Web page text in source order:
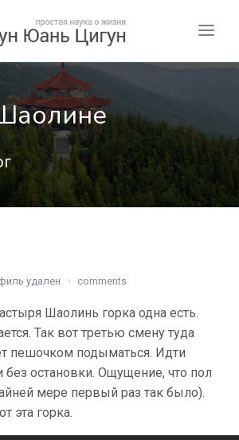
удален comments
Шаолинь горка одна есть.
Так вот третью смену туда
пешочком подыматься. Идти
без остановки. Ощущение, что пол
мере первый раз так было).
эта горка.